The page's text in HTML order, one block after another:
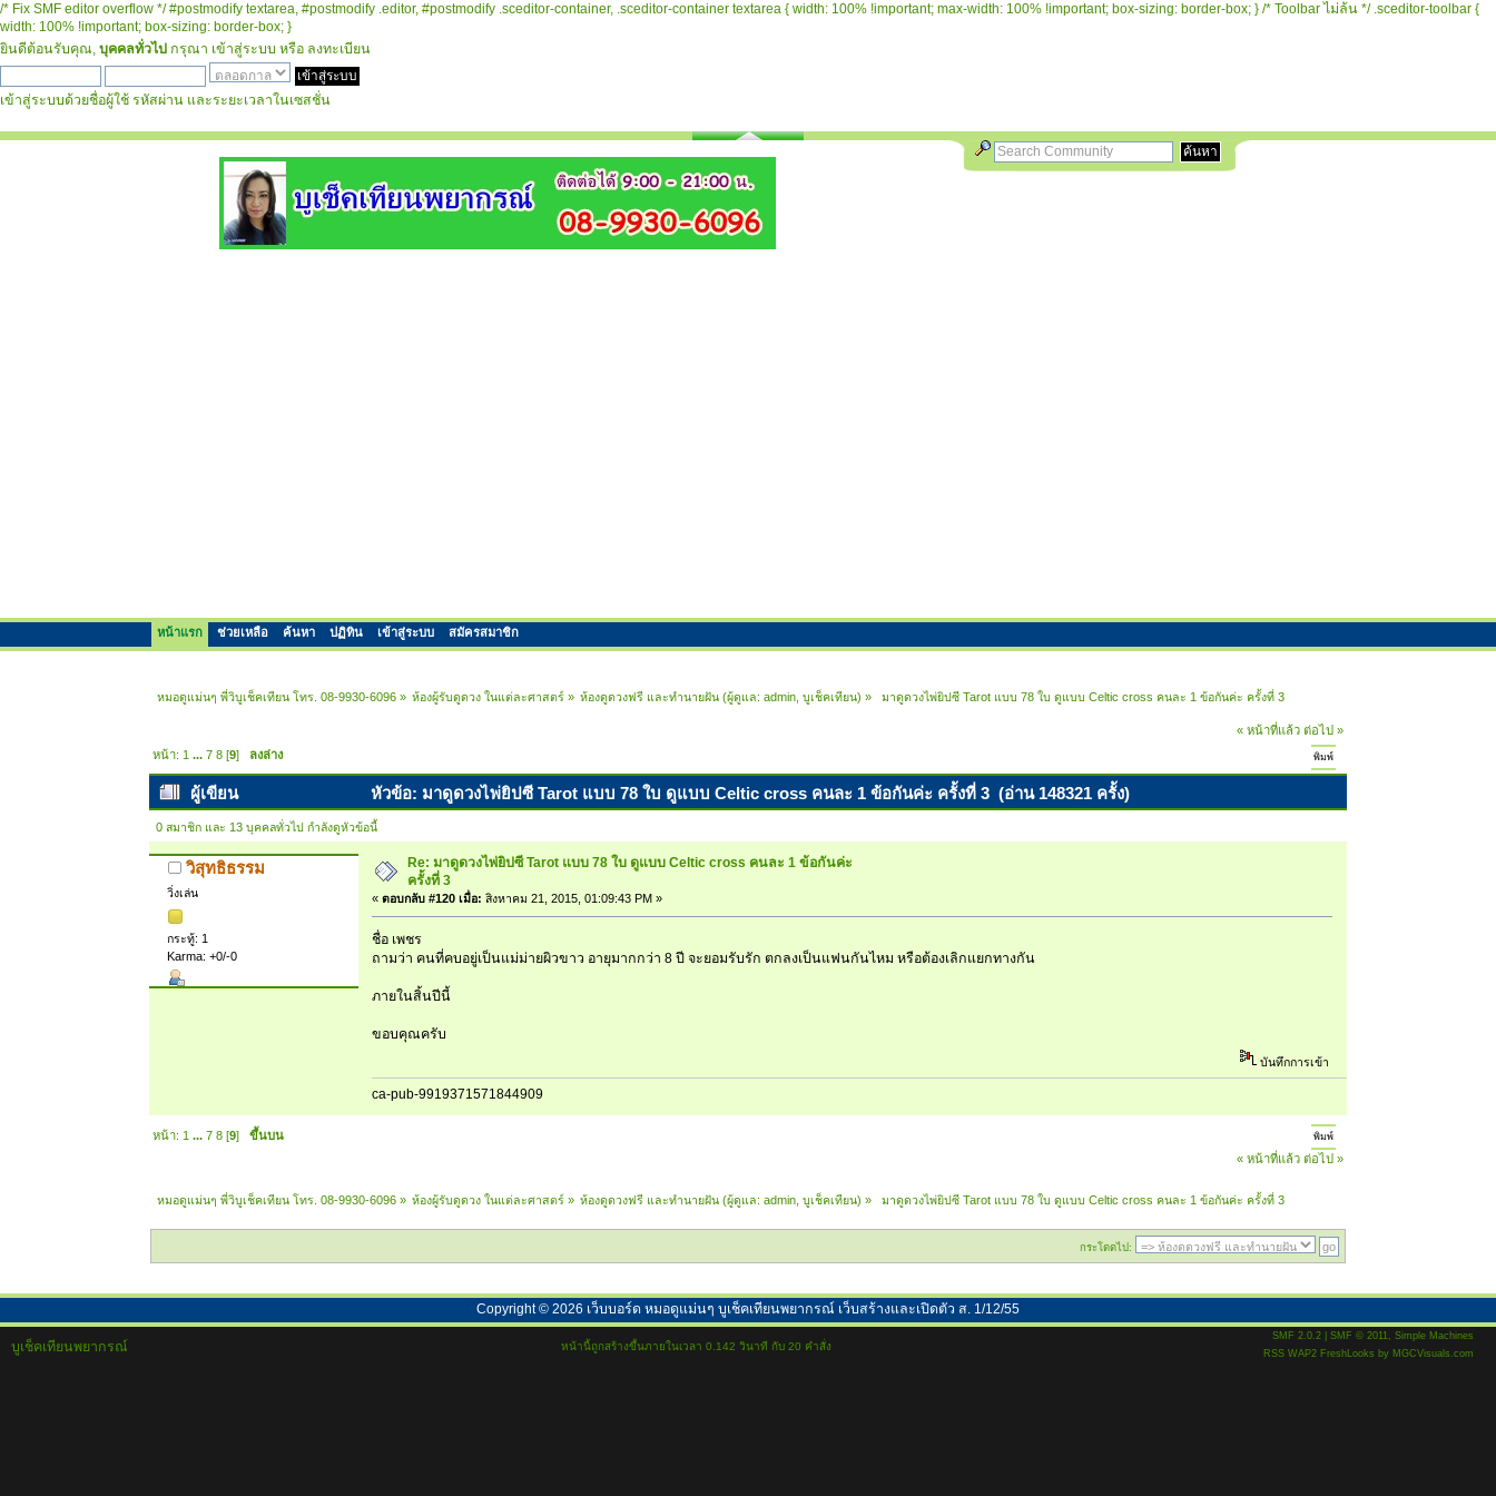
/* Fix SMF editor overflow */ #postmodify textarea, #postmodify .editor, #postmodify .sceditor-container, .sceditor-container textarea { width: 100% !important; max-width: 100% !important; box-sizing: border-box; } /* Toolbar ไม่ล้น */ .sceditor-toolbar {
width: 100% !important; box-sizing: border-box; }
ยินดีต้อนรับคุณ, บุคคลทั่วไป กรุณา เข้าสู่ระบบ หรือ ลงทะเบียน
เข้าสู่ระบบด้วยชื่อผู้ใช้ รหัสผ่าน และระยะเวลาในเซสชั่น
หน้าแรก ช่วยเหลือ ค้นหา ปฏิทิน เข้าสู่ระบบ สมัครสมาชิก
หมอดูแม่นๆ พี่วิบูเช็คเทียน โทร. 08-9930-6096» ห้องผู้รับดูดวง ในแต่ละศาสตร์» ห้องดูดวงฟรี และทำนายฝัน (ผู้ดูแล:admin,บูเช็คเทียน) » มาดูดวงไพ่ยิปซี Tarot แบบ 78 ใบ ดูแบบ Celtic cross คนละ 1 ข้อกันค่ะ ครั้งที่ 3
« หน้าที่แล้ว ต่อไป »
พิมพ์
หน้า: 1 ... 7 8[9] ลงล่าง
ผู้เขียน หัวข้อ: มาดูดวงไพ่ยิปซี Tarot แบบ 78 ใบ ดูแบบ Celtic cross คนละ 1 ข้อกันค่ะ ครั้งที่ 3 (อ่าน 148321 ครั้ง)
0 สมาชิก และ 13 บุคคลทั่วไป กำลังดูหัวข้อนี้
วิสุทธิธรรม
วิ่งเล่น
กระทู้: 1
Karma: +0/-0
Re: มาดูดวงไพ่ยิปซี Tarot แบบ 78 ใบ ดูแบบ Celtic cross คนละ 1 ข้อกันค่ะ
ครั้งที่ 3
«ตอบกลับ #120 เมื่อ: สิงหาคม 21, 2015, 01:09:43 PM »
ชื่อ เพชร
ถามว่า คนที่คบอยู่เป็นแม่ม่ายผิวขาว อายุมากกว่า 8 ปี จะยอมรับรัก ตกลงเป็นแฟนกันไหม หรือต้องเลิกแยกทางกัน
ภายในสิ้นปีนี้
ขอบคุณครับ
บันทึกการเข้า
ca-pub-9919371571844909
พิมพ์
หน้า: 1 ... 7 8[9] ขึ้นบน
« หน้าที่แล้ว ต่อไป »
หมอดูแม่นๆ พี่วิบูเช็คเทียน โทร. 08-9930-6096» ห้องผู้รับดูดวง ในแต่ละศาสตร์» ห้องดูดวงฟรี และทำนายฝัน (ผู้ดูแล:admin ,บูเช็คเทียน) » มาดูดวงไพ่ยิปซี Tarot แบบ 78 ใบ ดูแบบ Celtic cross คนละ 1 ข้อกันค่ะ ครั้งที่ 3
กระโดดไป:
Copyright © 2026 เว็บบอร์ด หมอดูแม่นๆ บูเช็คเทียนพยากรณ์ เว็บสร้างและเปิดตัว ส. 1/12/55
บูเช็คเทียนพยากรณ์
SMF 2.0.2 SMF © 2011
Simple Machines
RSS WAP2 FreshLooks by MGCVisuals.com
หน้านี้ถูกสร้างขึ้นภายในเวลา 0.142 วินาที กับ 20 คำสั่ง